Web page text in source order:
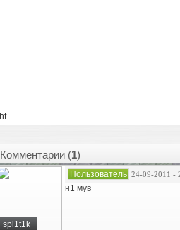
hf
Комментарии (1)
spl1t1k
Пользователь 24-09-2011 -
н1 мув